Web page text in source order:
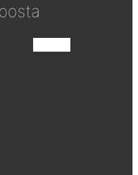
posta